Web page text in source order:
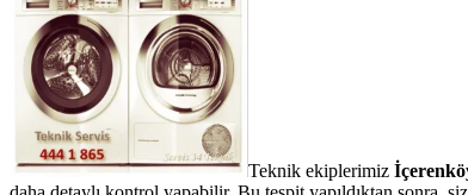
Teknik ekiplerimiz